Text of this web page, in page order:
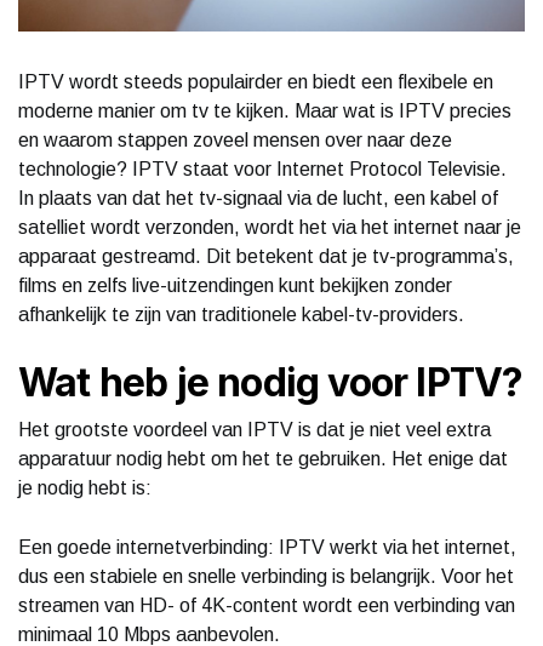
IPTV wordt steeds populairder en biedt een flexibele en
moderne manier om tv te kijken. Maar wat is IPTV precies
en waarom stappen zoveel mensen over naar deze
technologie? IPTV staat voor Internet Protocol Televisie.
In plaats van dat het tv-signaal via de lucht, een kabel of
satelliet wordt verzonden, wordt het via het internet naar je
apparaat gestreamd. Dit betekent dat je tv-programma’s,
films en zelfs live-uitzendingen kunt bekijken zonder
afhankelijk te zijn van traditionele kabel-tv-providers.
Wat heb je nodig voor IPTV?
Het grootste voordeel van IPTV is dat je niet veel extra
apparatuur nodig hebt om het te gebruiken. Het enige dat
je nodig hebt is:
Een goede internetverbinding: IPTV werkt via het internet,
dus een stabiele en snelle verbinding is belangrijk. Voor het
streamen van HD- of 4K-content wordt een verbinding van
minimaal 10 Mbps aanbevolen.